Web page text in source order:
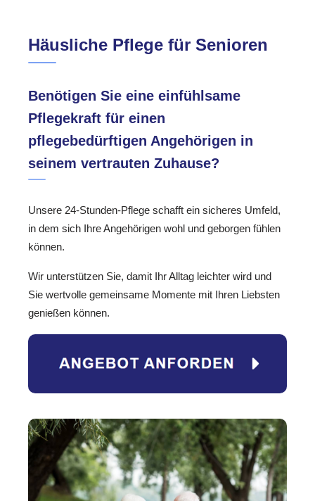
Häusliche Pflege für Senioren
Benötigen Sie eine einfühlsame
Pflegekraft für einen
pflegebedürftigen Angehörigen in
seinem vertrauten Zuhause?
Unsere 24-Stunden-Pflege schafft ein sicheres Umfeld,
in dem sich Ihre Angehörigen wohl und geborgen fühlen
können.
Wir unterstützen Sie, damit Ihr Alltag leichter wird und
Sie wertvolle gemeinsame Momente mit Ihren Liebsten
genießen können.